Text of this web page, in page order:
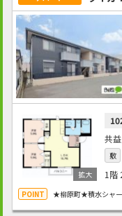
敷
1階
★柳原町★積水シャ